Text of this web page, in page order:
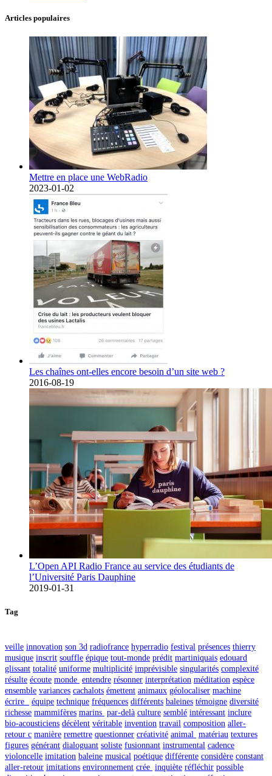
Articles populaires
Mettre en place une WebRadio
2023-01-02
Les chaînes ont-elles encore besoin d’un site web ?
2016-08-19
L’Open API Radio France au service des étudiants de
l’Université Paris Dauphine
2019-01-31
Tag
veille innovation son 3d radiofrance hyperradio festival présences thierry
musique inscrit souffle épique tout-monde prédit martiniquais edouard
glissant totalité uniforme multiplicité imprévisible singularités complexité
résulte écoute monde entendre résonner interprétation méditation espèce
ensemble variances cachalots émettent animaux géolocaliser machine
écrire
équipe technique fréquences différents baleines témoigne diversité
richesse mammifères marins par-delà culture semblé intéressant inclure
bio-acousticiens décèlent véritable invention travail composition aller-
retour c manière remettre questionner créativité animal matériau textures
figures générant dialoguant soliste fusionnant instrumental cadence
violoncelle imitation baleine musical poétique différente considère constant
aller-retour imitations environnement crée inquiète réfléchir possible